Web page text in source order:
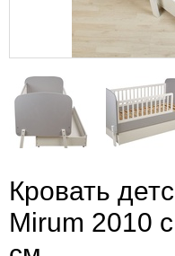
Кровать
Mirum 2010